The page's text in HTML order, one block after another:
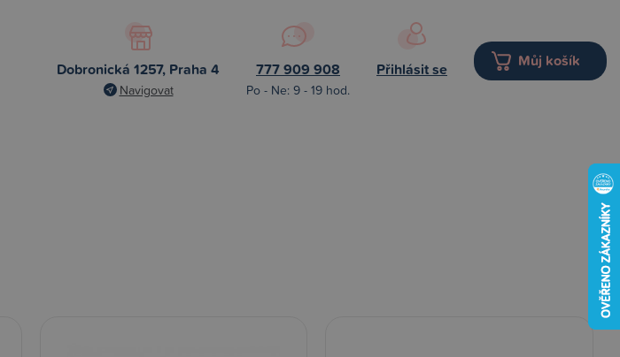
Dobronická 1257, Praha 4
Navigovat
777 909 908
Po - Ne: 9 - 19 hod.
Přihlásit se Můj košík